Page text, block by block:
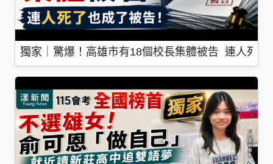
獨家｜驚爆！高雄市有18個校長集體被告 連人死了